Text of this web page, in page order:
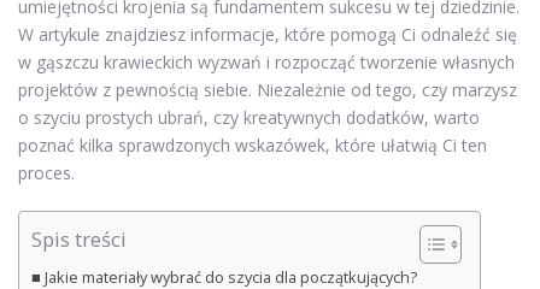
umiejętności krojenia są fundamentem sukcesu w tej dziedzinie.
W artykule znajdziesz informacje, które pomogą Ci odnaleźć się
w gąszczu krawieckich wyzwań i rozpocząć tworzenie własnych
projektów z pewnością siebie. Niezależnie od tego, czy marzysz
o szyciu prostych ubrań, czy kreatywnych dodatków, warto
poznać kilka sprawdzonych wskazówek, które ułatwią Ci ten
proces.
Spis treści
Jakie materiały wybrać do szycia dla początkujących?